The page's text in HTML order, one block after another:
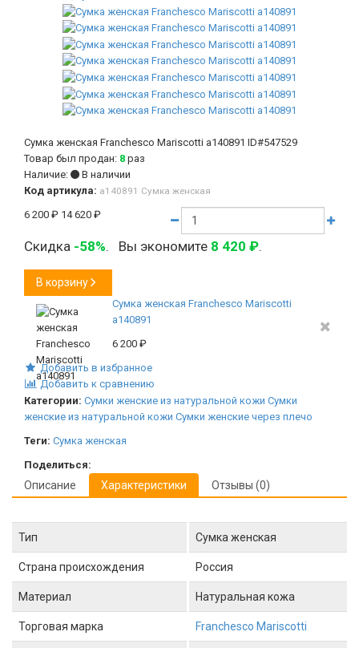
Сумка женская Franchesco Mariscotti а140891 ID#547529
Товар был продан: 8 раз
Наличие:
В наличии
Код артикула: а140891 Сумка женская
6 200 ₽ 14 620 ₽
Скидка -58%. Вы экономите 8 420 ₽.
В корзину
Сумка женская Franchesco Mariscotti
а140891
6 200 ₽
Добавить в избранное
Добавить к сравнению
Категории: Сумки женские из натуральной кожи Сумки
женские из натуральной кожи Сумки женские через плечо
Теги: Сумка женская
Поделиться:
Описание Характеристики Отзывы (0)
Тип Сумка женская
Страна происхождения Россия
Материал Натуральная кожа
Торговая марка Franchesco Mariscotti